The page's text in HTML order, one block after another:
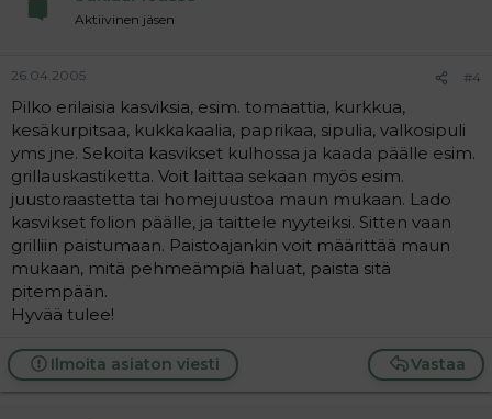
Aktiivinen jäsen
26.04.2005 #4
Pilko erilaisia kasviksia, esim. tomaattia, kurkkua,
kesäkurpitsaa, kukkakaalia, paprikaa, sipulia, valkosipuli
yms jne. Sekoita kasvikset kulhossa ja kaada päälle esim.
grillauskastiketta. Voit laittaa sekaan myös esim.
juustoraastetta tai homejuustoa maun mukaan. Lado
kasvikset folion päälle, ja taittele nyyteiksi. Sitten vaan
grilliin paistumaan. Paistoajankin voit määrittää maun
mukaan, mitä pehmeämpiä haluat, paista sitä
pitempään.
Hyvää tulee!
Vastaa
Ilmoita asiaton viesti